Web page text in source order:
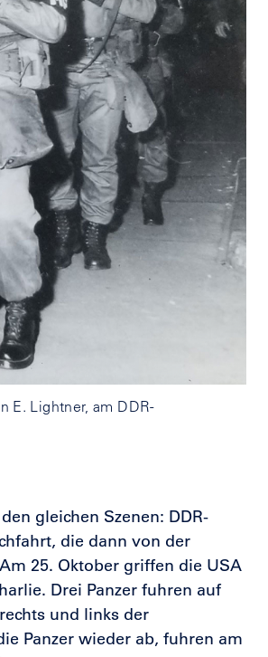
E. Lightner, am DDR-
gleichen Szenen: DDR-
die dann von der
25. Oktober griffen die USA
Drei Panzer fuhren auf
und links der
Panzer wieder ab, fuhren am